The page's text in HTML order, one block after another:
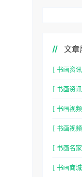
文章
[ 书画资
[ 书画资
[ 书画视
[ 书画视
[ 书画名
[ 书画商